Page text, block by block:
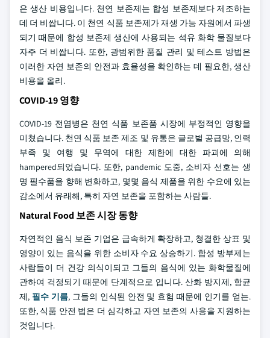
은 생산 비용입니다. 천연 보존제는 합성 보존제보다 제조하는
데 더 비쌉니다. 이 천연 식품 보존제가 재생 가능 자원에서 파생
되기 때문에 합성 보존제 생산에 사용되는 석유 화학 물질보다
자주 더 비쌉니다. 또한, 광범위한 품질 관리 및 테스트 방법은
이러한 자연 보존의 안전과 효율성을 확인하는 데 필요한, 생산
비용을 올리.
COVID-19 영향
COVID-19 전염병은 천연 식품 보존품 시장에 부정적인 영향을
미쳤습니다. 천연 식품 보존 제조 및 유통은 글로벌 공급망, 인력
부족 및 여행 및 무역에 대한 제한에 대한 파괴에 의해
hampered되었습니다. 또한, pandemic 도중, 소비자 선호는 생
명 필수품을 향해 변화하고, 몇몇 음식 제품을 위한 수요에 있는
감소에서 유래해, 특히 자연 보존을 포함하는 사람들.
Natural Food 보존 시장 동향
자연적인 음식 보존 기업은 급속하게 확장하고, 청결한 상표 및
영양이 있는 음식을 위한 소비자 수요 상승하기. 합성 방부제는
사람들이 더 건강 의식이되고 그들의 음식에 있는 화학물질에
관하여 걱정되기 때문에 단계적으로 입니다. 산화 방지제, 항균
제, 필수 기름, 그들의 인식된 안전 및 효험 때문에 인기를 얻는.
또한, 식품 안전 법은 더 심각하고 자연 보존의 사용을 지원하는
것입니다.